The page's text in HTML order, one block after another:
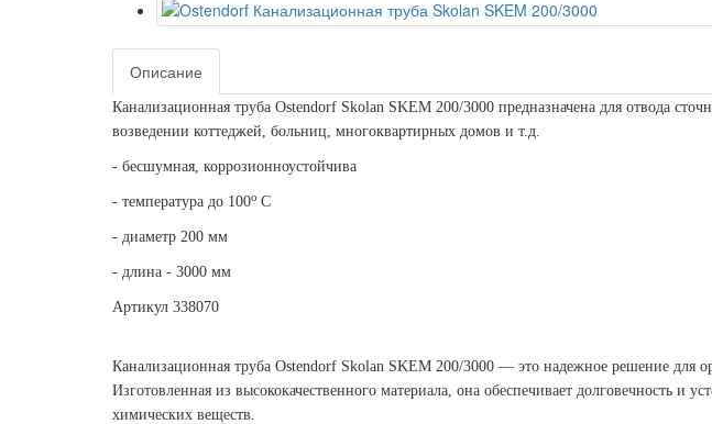
Описание
Канализационная труба Ostendorf Skolan SKEM 200/3000 предназначена для отвода
возведении коттеджей, больниц, многоквартирных домов и т.д.
- бесшумная, коррозионноустойчива
- температура до 100о С
- диаметр 200 мм
- длина - 3000 мм
Артикул 338070
Канализационная труба Ostendorf Skolan SKEM 200/3000 — это надежное решение для
Изготовленная из высококачественного материала, она обеспечивает долговечность и
химических веществ.